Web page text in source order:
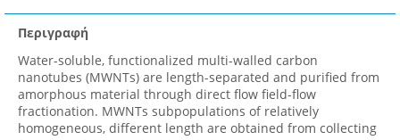
Περιγραφή
Water-soluble, functionalized multi-walled carbon
nanotubes (MWNTs) are length-separated and purified from
amorphous material through direct flow field-flow
fractionation. MWNTs subpopulations of relatively
homogeneous, different length are obtained from collecting